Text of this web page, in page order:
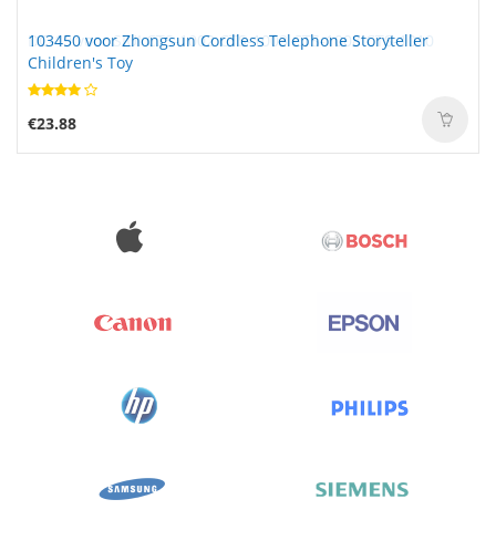
103450 voor Zhongsun Cordless Telephone Storyteller
Children's Toy
€23.88